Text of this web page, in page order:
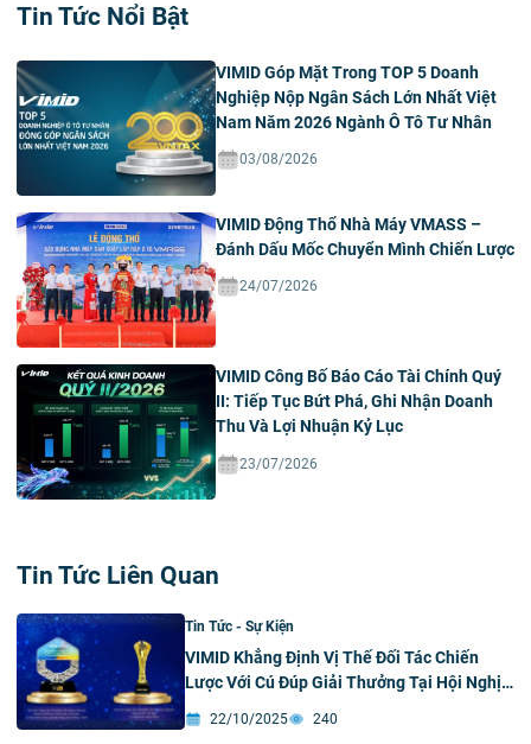
Tin Tức Nổi Bật
VIMID Góp Mặt Trong TOP 5 Doanh
Nghiệp Nộp Ngân Sách Lớn Nhất Việt
Nam Năm 2026 Ngành Ô Tô Tư Nhân
03/08/2026
VIMID Động Thổ Nhà Máy VMASS –
Đánh Dấu Mốc Chuyển Mình Chiến Lược
24/07/2026
VIMID Công Bố Báo Cáo Tài Chính Quý
II: Tiếp Tục Bứt Phá, Ghi Nhận Doanh
Thu Và Lợi Nhuận Kỷ Lục
23/07/2026
Tin Tức Liên Quan
Tin Tức - Sự Kiện
VIMID Khẳng Định Vị Thế Đối Tác Chiến
Lược Với Cú Đúp Giải Thưởng Tại Hội Nghị
Nghiệp Nặng Sơn Đông Và Tập Đoàn
22/10/2025 240